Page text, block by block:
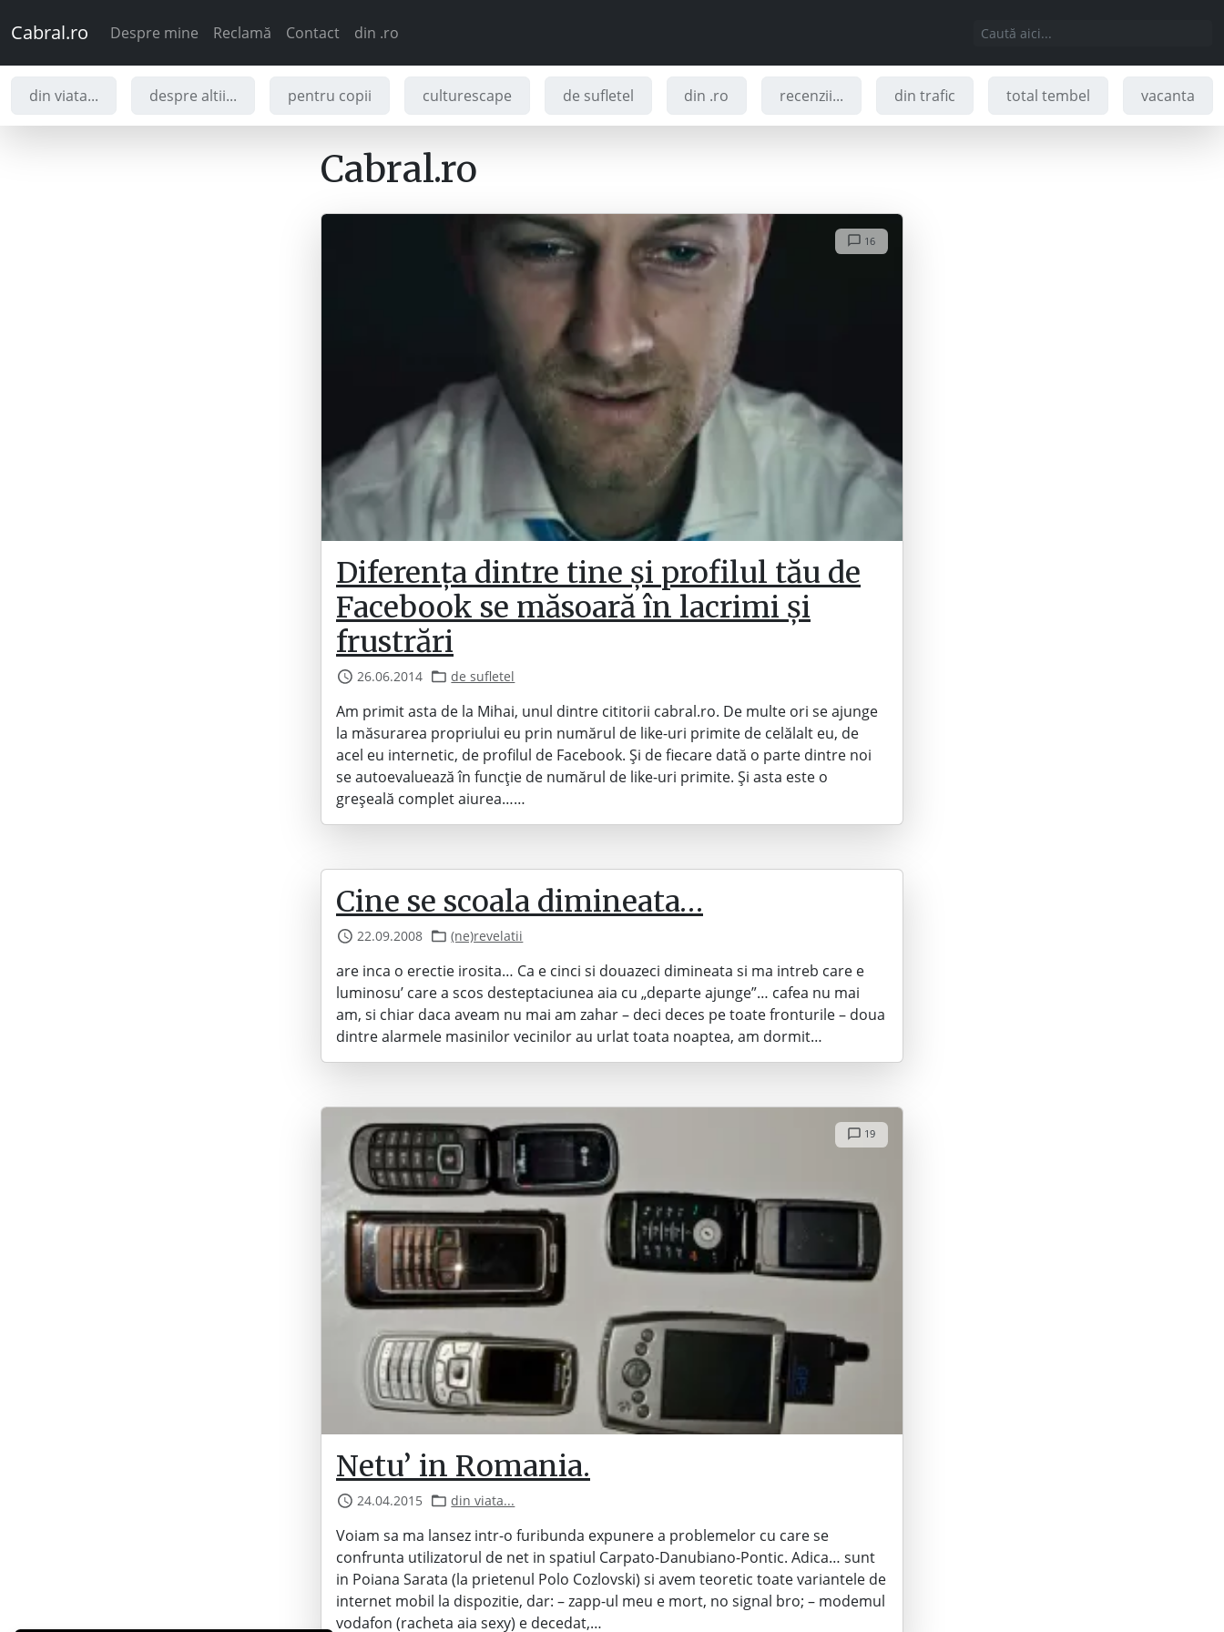
Cabral.ro Despre mine Reclamă Contact din .ro
din viata... despre altii... pentru copii culturescape de sufletel din .ro recenzii... din trafic total tembel vacanta
Cabral.ro
16
Diferența dintre tine și profilul tău de
Facebook se măsoară în lacrimi și
frustrări
26.06.2014 de sufletel
Am primit asta de la Mihai, unul dintre cititorii cabral.ro. De multe ori se ajunge
la măsurarea propriului eu prin numărul de like-uri primite de celălalt eu, de
acel eu internetic, de profilul de Facebook. Și de fiecare dată o parte dintre noi
se autoevaluează în funcție de numărul de like-uri primite. Și asta este o
greșeală complet aiurea……
Cine se scoala dimineata…
22.09.2008 (ne)revelatii
are inca o erectie irosita… Ca e cinci si douazeci dimineata si ma intreb care e
luminosu’ care a scos desteptaciunea aia cu „departe ajunge”… cafea nu mai
am, si chiar daca aveam nu mai am zahar – deci deces pe toate fronturile – doua
dintre alarmele masinilor vecinilor au urlat toata noaptea, am dormit…
19
Netu’ in Romania.
24.04.2015 din viata...
Voiam sa ma lansez intr-o furibunda expunere a problemelor cu care se
confrunta utilizatorul de net in spatiul Carpato-Danubiano-Pontic. Adica… sunt
in Poiana Sarata (la prietenul Polo Cozlovski) si avem teoretic toate variantele de
internet mobil la dispozitie, dar: – zapp-ul meu e mort, no signal bro; – modemul
vodafon (racheta aia sexy) e decedat,…